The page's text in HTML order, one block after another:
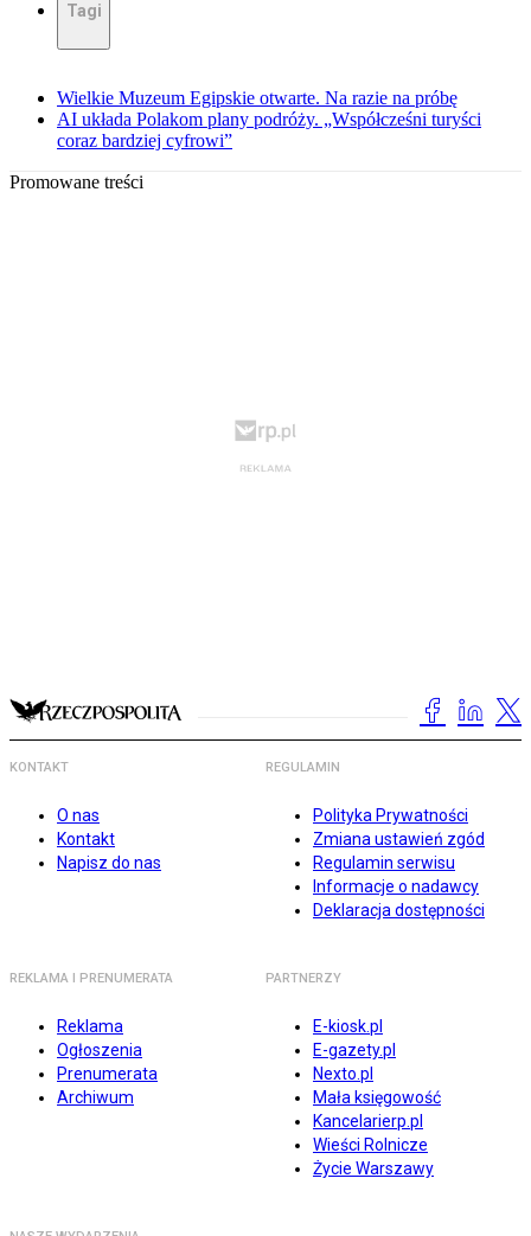
Tagi
Wielkie Muzeum Egipskie otwarte. Na razie na próbę
AI układa Polakom plany podróży. „Współcześni turyści
coraz bardziej cyfrowi”
Promowane treści
KONTAKT
O nas
Kontakt
Napisz do nas
REGULAMIN
Polityka Prywatności
Zmiana ustawień zgód
Regulamin serwisu
Informacje o nadawcy
Deklaracja dostępności
REKLAMA I PRENUMERATA
Reklama
Ogłoszenia
Prenumerata
Archiwum
PARTNERZY
E-kiosk.pl
E-gazety.pl
Nexto.pl
Mała księgowość
Kancelarierp.pl
Wieści Rolnicze
Życie Warszawy